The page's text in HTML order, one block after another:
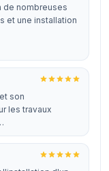
de nombreuses
et une installation
son
les travaux